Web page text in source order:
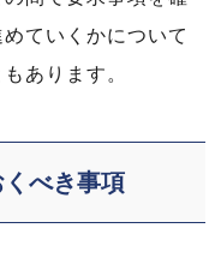
ていくかについて
あります。
べき事項